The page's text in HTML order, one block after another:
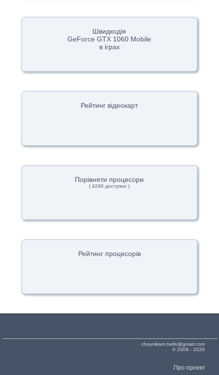
Швидкодія
GeForce GTX 1060 Mobile
в іграх
Рейтинг відеокарт
Порівняти процесори
( 4240 доступно )
Рейтинг процесорів
chaynikam.hello@gmail.com
© 2009 - 2026
Про проект